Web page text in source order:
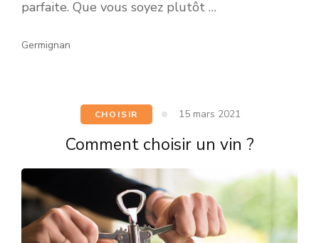
parfaite. Que vous soyez plutôt …
Germignan
CHOISIR 15 mars 2021
Comment choisir un vin ?